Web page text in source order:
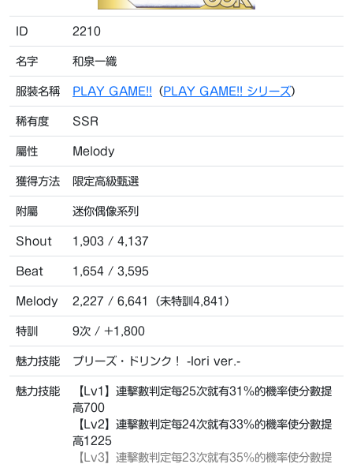
ID 2210
名字 和泉一織
服裝名稱 PLAY GAME!! （PLAY GAME!! シリーズ）
稀有度 SSR
屬性 Melody
獲得方法 限定高級甄選
附屬 迷你偶像系列
Shout 1,903 / 4,137
Beat 1,654 / 3,595
Melody 2,227 / 6,641（未特訓4,841）
特訓 9次 / +1,800
魅力技能 プリーズ・ドリンク！ -Iori ver.-
魅力技能
【Lv1】連擊數判定每25次就有31%的機率使分數提
高700
【Lv2】連擊數判定每24次就有33%的機率使分數提
高1225
【Lv3】 連擊數判定每23次就有35%的機率使分數提